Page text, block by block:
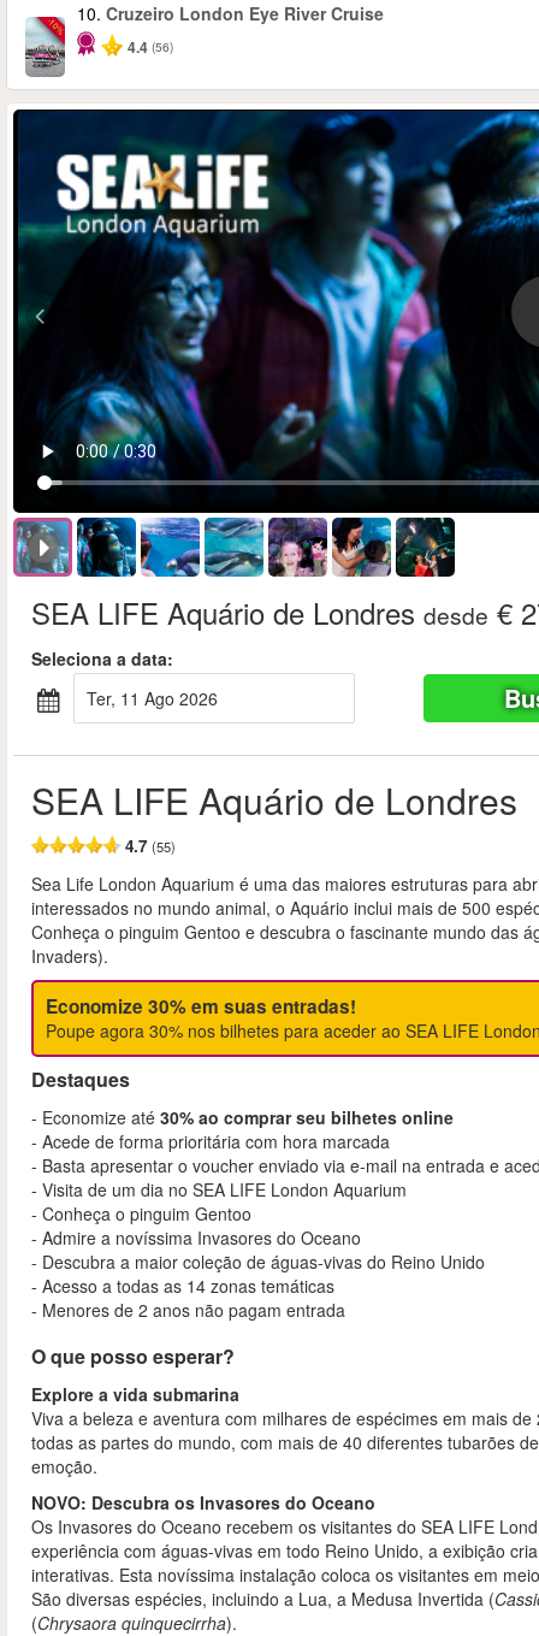
-10%
10. Cruzeiro London Eye River Cruise
4.4 (56)
SEA LIFE Aquário de Londres desde €
Seleciona a data:
Ter, 11 Ago 2026
SEA LIFE Aquário de Londres
4.7 (55)
Sea Life London Aquarium é uma das maiores estruturas para
interessados no mundo animal, o Aquário inclui mais de 500
Conheça o pinguim Gentoo e descubra o fascinante mundo das
Invaders).
Economize 30% em suas entradas!
Poupe agora 30% nos bilhetes para aceder ao SEA LIFE
Destaques
- Economize até 30% ao comprar seu bilhetes online
- Acede de forma prioritária com hora marcada
- Basta apresentar o voucher enviado via e-mail na entrada e
- Visita de um dia no SEA LIFE London Aquarium
- Conheça o pinguim Gentoo
- Admire a novíssima Invasores do Oceano
- Descubra a maior coleção de águas-vivas do Reino Unido
- Acesso a todas as 14 zonas temáticas
- Menores de 2 anos não pagam entrada
O que posso esperar?
Explore a vida submarina
Viva a beleza e aventura com milhares de espécimes em mais
todas as partes do mundo, com mais de 40 diferentes tubarões
emoção.
NOVO: Descubra os Invasores do Oceano
Os Invasores do Oceano recebem os visitantes do SEA LIFE
experiência com águas-vivas em todo Reino Unido, a exibição
interativas. Esta novíssima instalação coloca os visitantes em
São diversas espécies, incluindo a Lua, a Medusa Invertida (
(Chrysaora quinquecirrha).